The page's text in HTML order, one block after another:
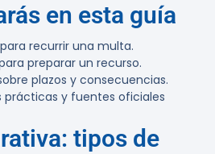
en esta guía
recurrir una multa.
preparar un recurso.
plazos y consecuencias.
y fuentes oficiales
tipos de